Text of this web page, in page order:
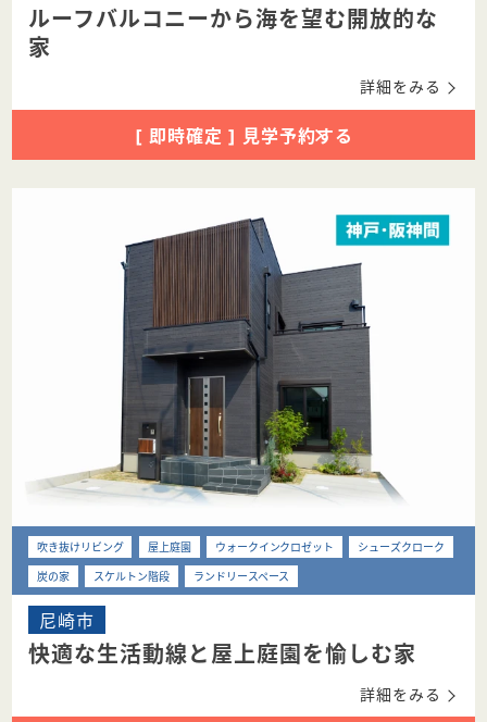
ルーフバルコニーから海を望む開放的な
家
詳細をみる
[ 即時確定 ] 見学予約する
吹き抜けリビング 屋上庭園 ウォークインクロゼット
シューズクローク
炭の家
スケルトン階段 ランドリースペース
尼崎市
快適な生活動線と屋上庭園を愉しむ家
詳細をみる